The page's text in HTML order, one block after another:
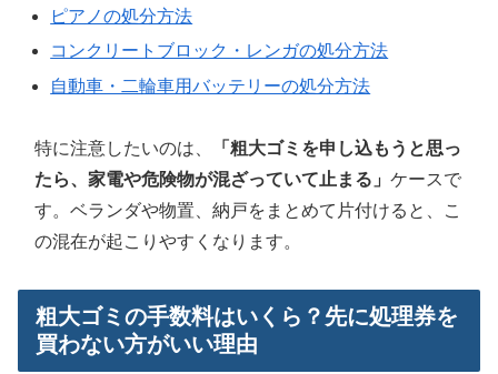
ピアノの処分方法
コンクリートブロック・レンガの処分方法
自動車・二輪車用バッテリーの処分方法
特に注意したいのは、
「粗大ゴミを申し込もうと思っ
たら、家電や危険物が混ざっていて止まる」 ケースで
す。ベランダや物置、納戸をまとめて片付けると、こ
の混在が起こりやすくなります。
粗大ゴミの手数料はいくら？先に処理券を
買わない方がいい理由